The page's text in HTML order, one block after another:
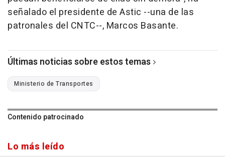
señalado el presidente de Astic --una de las
patronales del CNTC--, Marcos Basante.
Últimas noticias sobre estos temas
Ministerio de Transportes
Contenido patrocinado
Lo más leído